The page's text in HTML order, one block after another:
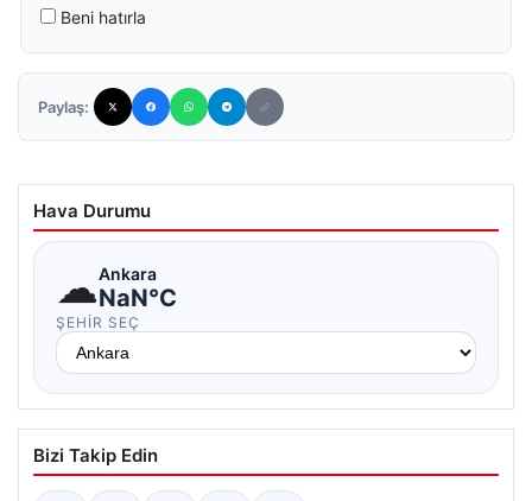
Beni hatırla
Paylaş:
Hava Durumu
☁Ankara
NaN°C
ŞEHIR SEÇ
Bizi Takip Edin